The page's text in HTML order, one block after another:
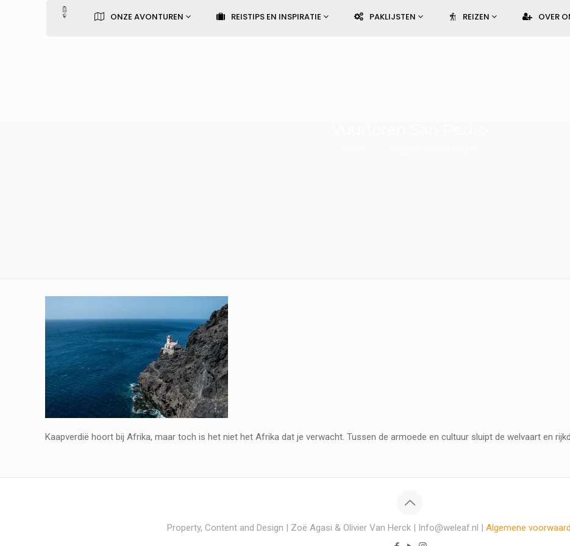
ONZE AVONTUREN REISTIPS EN INSPIRATIE PAKLIJSTEN REIZEN OVER
Kaapverdië hoort bij Afrika, maar toch is het niet het Afrika dat je verwacht. Tussen de armoede en cultuur sluipt de welvaart en
Property, Content and Design | Zoë Agasi & Olivier Van Herck | Info@weleaf.nl | Algemene